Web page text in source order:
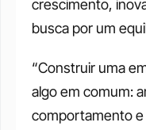
crescimento,
busca por um
“Construir uma
algo em comum:
comportamento e